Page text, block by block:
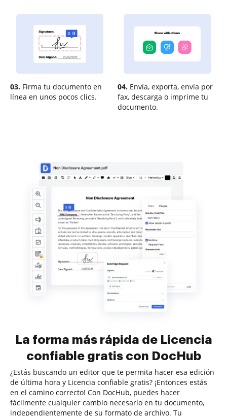
03. Firma tu documento en
línea en unos pocos clics.
04. Envía, exporta, envía por
fax, descarga o imprime tu
documento.
La forma más rápida de Licencia
confiable gratis con DocHub
¿Estás buscando un editor que te permita hacer esa edición
de última hora y Licencia confiable gratis? ¡Entonces estás
en el camino correcto! Con DocHub, puedes hacer
fácilmente cualquier cambio necesario en tu documento,
independientemente de su formato de archivo. Tu